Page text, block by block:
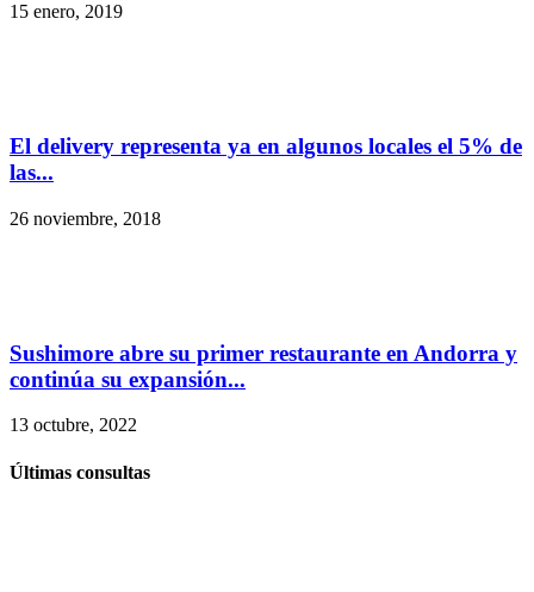
15 enero, 2019
El delivery representa ya en algunos locales el 5% de
las...
26 noviembre, 2018
Sushimore abre su primer restaurante en Andorra y
continúa su expansión...
13 octubre, 2022
Últimas consultas